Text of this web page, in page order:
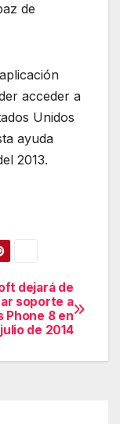
de
acceder a
Unidos
ayuda
2013.
dejará de
soporte a
Phone 8 en
julio de 2014